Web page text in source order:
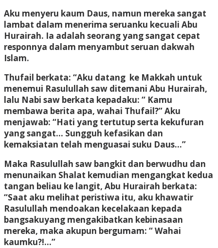
Aku menyeru kaum Daus, namun mereka sangat
lambat dalam menerima seruanku kecuali Abu
Hurairah. Ia adalah seorang yang sangat cepat
responnya dalam menyambut seruan dakwah
Islam.
Thufail berkata: “Aku datang ke Makkah untuk
menemui Rasulullah saw ditemani Abu Hurairah,
lalu Nabi saw berkata kepadaku: “ Kamu
membawa berita apa, wahai Thufail?” Aku
menjawab: “Hati yang tertutup serta kekufuran
yang sangat… Sungguh kefasikan dan
kemaksiatan telah menguasai suku Daus…”
Maka Rasulullah saw bangkit dan berwudhu dan
menunaikan Shalat kemudian mengangkat kedua
tangan beliau ke langit, Abu Hurairah berkata:
“Saat aku melihat peristiwa itu, aku khawatir
Rasulullah mendoakan kecelakaan kepada
bangsakuyang mengakibatkan kebinasaan
mereka, maka akupun bergumam: “ Wahai
kaumku?!…”